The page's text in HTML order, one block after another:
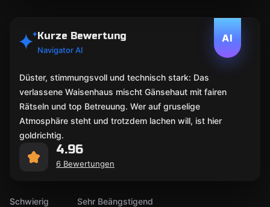
Schwierig Sehr Beängstigend
AI
Kurze Bewertung
Navigator AI
Düster, stimmungsvoll und technisch stark: Das
verlassene Waisenhaus mischt Gänsehaut mit fairen
Rätseln und top Betreuung. Wer auf gruselige
Atmosphäre steht und trotzdem lachen will, ist hier
goldrichtig.
4.96
6 Bewertungen